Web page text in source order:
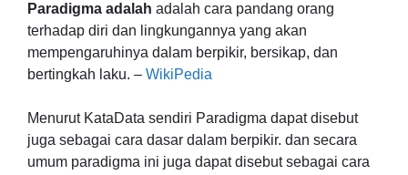
Paradigma adalah adalah cara pandang orang
terhadap diri dan lingkungannya yang akan
mempengaruhinya dalam berpikir, bersikap, dan
bertingkah laku. – WikiPedia
Menurut KataData sendiri Paradigma dapat disebut
juga sebagai cara dasar dalam berpikir. dan secara
umum paradigma ini juga dapat disebut sebagai cara